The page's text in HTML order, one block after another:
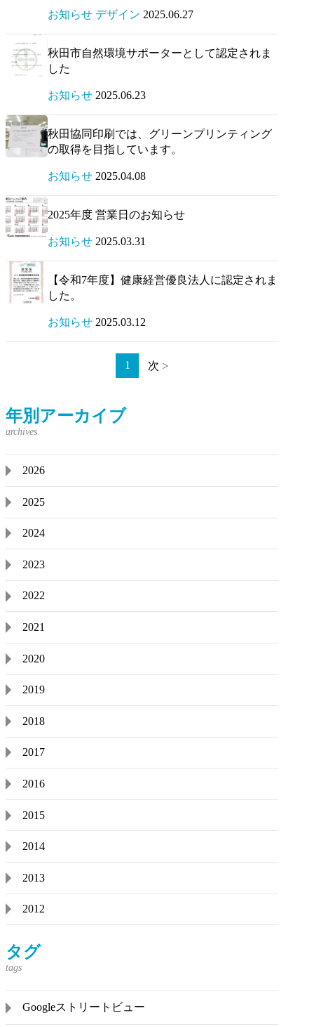
お知らせ デザイン 2025.06.27
秋田市自然環境サポーターとして認定されま
した
お知らせ 2025.06.23
秋田協同印刷では、グリーンプリンティング
の取得を目指しています。
お知らせ 2025.04.08
2025年度 営業日のお知らせ
お知らせ 2025.03.31
【令和7年度】健康経営優良法人に認定されま
した。
お知らせ 2025.03.12
1 次
年別アーカイブ
2026
2025
2024
2023
2022
2021
2020
2019
2018
2017
2016
2015
2014
2013
2012
タグ
Googleストリートビュー